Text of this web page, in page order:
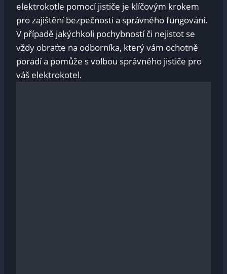
elektrokotle pomocí jističe je ‌klíčovým krokem
pro zajištění bezpečnosti a správného fungování.
V případě jakýchkoli⁣ pochybností či nejistot se
vždy obraťte‌ na⁤ odborníka, který vám ochotně
poradí a pomůže s volbou⁣ správného jističe pro
váš elektrokotel.